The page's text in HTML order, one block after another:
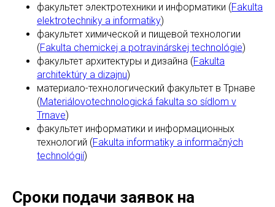
факультет электротехники и информатики (Fakulta
elektrotechniky a informatiky)
факультет химической и пищевой технологии
(Fakulta chemickej a potravinárskej technológie)
факультет архитектуры и дизайна (Fakulta
architektúry a dizajnu)
материало-технологический факультет в Трнаве
(Materiálovotechnologická fakulta so sídlom v
Trnave)
факультет информатики и информационных
технологий (Fakulta informatiky a informačných
technológií)
Сроки подачи заявок на